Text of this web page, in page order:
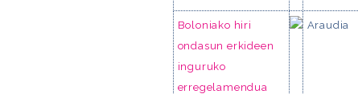
Boloniako hiri
ondasun erkideen
inguruko
erregelamendua
Araudia